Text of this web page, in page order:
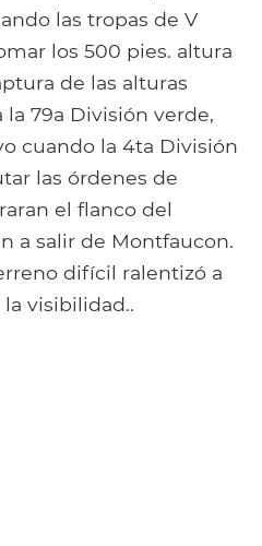
las tropas de V
los 500 pies. altura
de las alturas
la 79a División verde,
cuando la 4ta División
las órdenes de
el flanco del
a salir de Montfaucon.
difícil ralentizó a
visibilidad..